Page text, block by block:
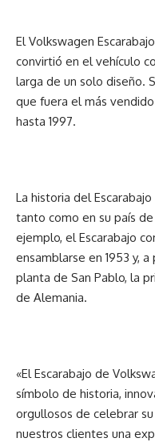
El Volkswagen
convirtió en el vehículo
larga de un solo diseño.
que fuera el más
hasta 1997.
La historia del
tanto como en su país
ejemplo, el Escarabajo
ensamblarse en 1953 y,
planta de San Pablo, la
de Alemania.
«El Escarabajo de
símbolo de historia,
orgullosos de celebrar
nuestros clientes una